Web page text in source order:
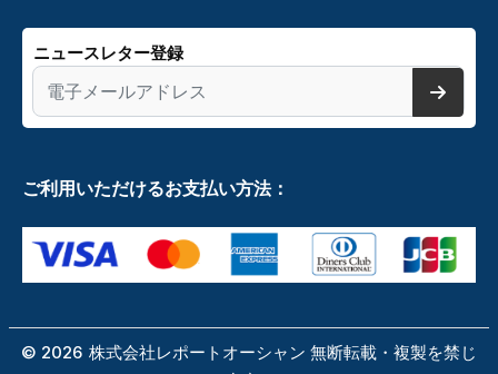
ニュースレター登録
ご利用いただけるお支払い方法：
© 2026 株式会社レポートオーシャン 無断転載・複製を禁じ